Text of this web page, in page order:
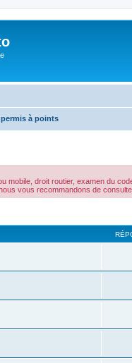
à points
droit routier, examen du
vous recommandons de